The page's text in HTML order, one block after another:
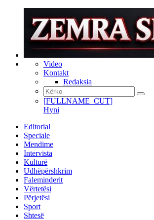
Video
Kontakt
Redaksia
[FULLNAME_CUT]
Hyni
Editorial
Speciale
Mendime
Intervista
Kulturë
Udhëpërshkrim
Faleminderit
Vërtetësi
Përjetësi
Sport
Shtesë